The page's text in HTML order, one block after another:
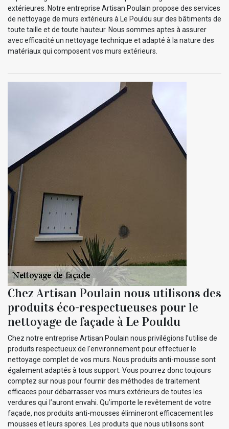
extérieures. Notre entreprise Artisan Poulain propose des services
de nettoyage de murs extérieurs à Le Pouldu sur des bâtiments de
toute taille et de toute hauteur. Nous sommes aptes à assurer
avec efficacité un nettoyage technique et adapté à la nature des
matériaux qui composent vos murs extérieurs.
Chez Artisan Poulain nous utilisons des
produits éco-respectueuses pour le
nettoyage de façade à Le Pouldu
Chez notre entreprise Artisan Poulain nous privilégions l’utilise de
produits respectueux de l'environnement pour effectuer le
nettoyage complet de vos murs. Nous produits anti-mousse sont
également adaptés à tous support. Vous pourrez donc toujours
comptez sur nous pour fournir des méthodes de traitement
efficaces pour débarrasser vos murs extérieurs de toutes les
verdures qui l’auront envahi. Qu’importe le revêtement de votre
façade, nos produits anti-mousses élimineront efficacement les
mousses et leurs spores. Les produits que nous utilisons sont